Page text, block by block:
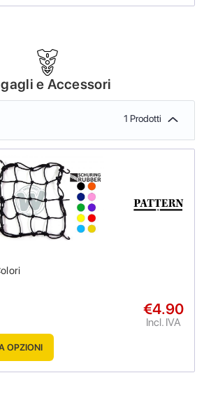
e Accessori
1 Prodotti
€4.90
Incl. IVA
OPZIONI